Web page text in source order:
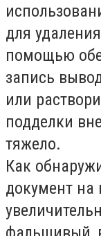
для
помощью
запись
или
подделки
тяжело.
Как
документ